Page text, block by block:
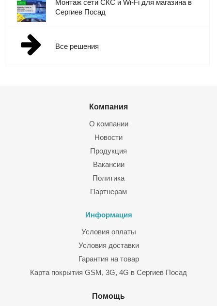
Монтаж сети СКС и Wi-Fi для магазина в
Сергиев Посад
Все решения
Компания
О компании
Новости
Продукция
Вакансии
Политика
Партнерам
Информация
Условия оплаты
Условия доставки
Гарантия на товар
Карта покрытия GSM, 3G, 4G в Сергиев Посад
Помощь